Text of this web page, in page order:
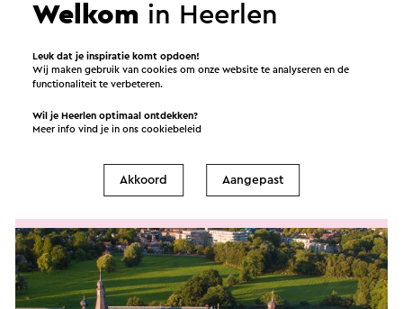
Meerdere data beschikbaar
Welkom in Heerlen
Leuk dat je inspiratie komt opdoen!
Wij maken gebruik van cookies om onze website te analyseren en de
functionaliteit te verbeteren.
Wil je Heerlen optimaal ontdekken?
Meer info vind je in onscookiebeleid
Akkoord Aangepast